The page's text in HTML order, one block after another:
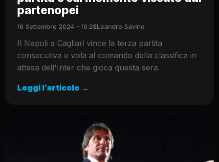
partenopei
16 Settembre 2024 - 10:28Leandro Savino
Il Napoli a Cagliari vince la terza partita
consecutiva e vola al comando della classifica in
attesa dell'Inter che gioca questa sera.
Leggi l’articolo →